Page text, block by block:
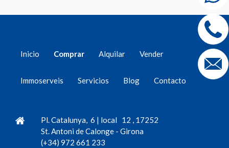
Inicio Comprar Alquilar Vender
Immoserveis Servicios Blog Contacto
Pl. Catalunya, 6 | local 12 , 17252
St. Antoni de Calonge - Girona
(+34) 972 661 233